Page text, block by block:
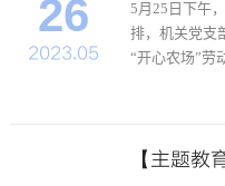
26
2023.05
5月25日下午
排，机关党支
“开心农场”劳
现场后，与学